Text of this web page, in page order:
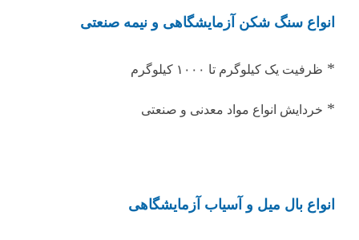
انواع سنگ شکن آزمایشگاهی و نیمه صنعتی
* ظرفیت یک کیلوگرم تا ۱۰۰۰ کیلوگرم
* خردایش انواع مواد معدنی و صنعتی
انواع بال میل و آسیاب آزمایشگاهی